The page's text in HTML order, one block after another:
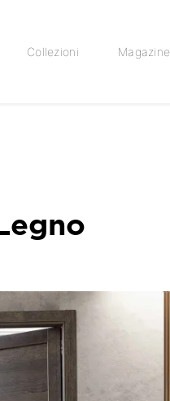
Collezioni Magazine